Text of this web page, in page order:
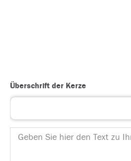
Überschrift der Kerze